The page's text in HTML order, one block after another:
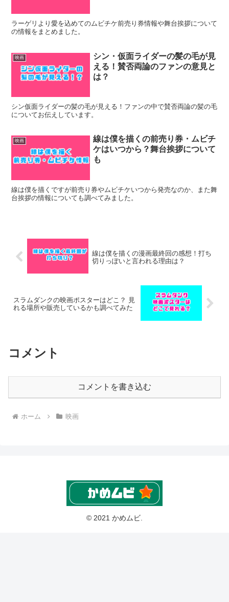
ラーゲリより愛を込めてのムビチケ前売り券情報や舞台挨拶について
の情報をまとめました。
映画
シン・仮面ライダーの髪の毛が見
える！賛否両論のファンの意見と
は？
シン仮面ライダーの髪の毛が見える！ファンの中で賛否両論の髪の毛
についてお伝えしています。
映画
線は僕を描くの前売り券・ムビチ
ケはいつから？舞台挨拶について
も
線は僕を描くですが前売り券やムビチケいつから発売なのか、また舞
台挨拶の情報についても調べてみました。
線は僕を描くの漫画最終回の感想！打ち
切りっぽいと言われる理由は？
スラムダンクの映画ポスターはどこ？ 見
れる場所や販売しているかも調べてみた
コメント
コメントを書き込む
ホーム 映画
© 2021 かめムビ.